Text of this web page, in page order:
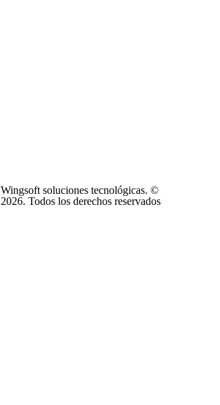
Wingsoft soluciones tecnológicas. ©
2026. Todos los derechos reservados